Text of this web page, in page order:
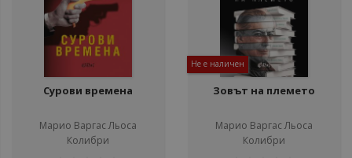
Сурови времена
Марио Варгас Льоса
Колибри
Не е наличен
Зовът на племето
Марио Варгас Льоса
Колибри